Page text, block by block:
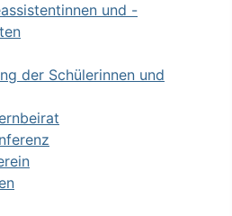
und -
der Schülerinnen und